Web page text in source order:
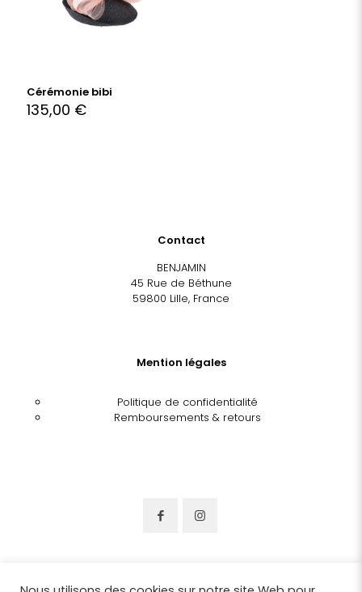
Cérémonie bibi
135,00 €
Contact
BENJAMIN
45 Rue de Béthune
59800 Lille, France
Mention légales
Politique de confidentialité
Remboursements & retours